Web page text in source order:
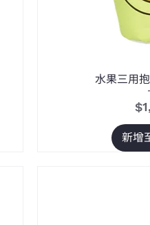
水果三用
價
新增